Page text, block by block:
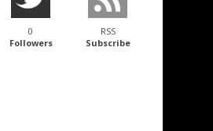
0
Followers
RSS
Subscribe